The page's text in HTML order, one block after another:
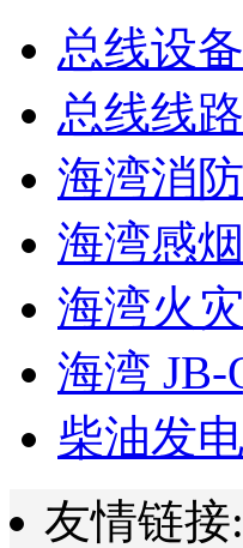
总线设
总线线
海湾消
海湾感
海湾火
海湾 JB-
柴油发
友情链接: